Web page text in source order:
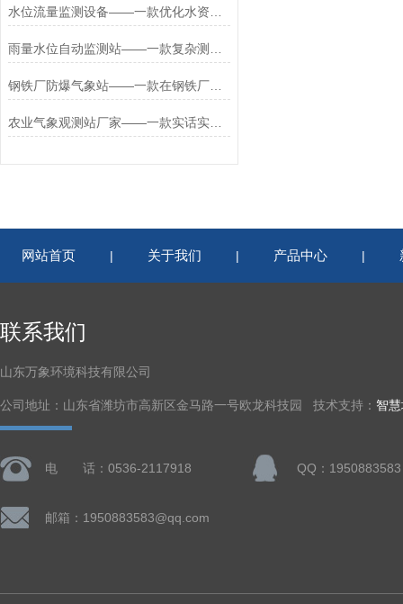
钢铁厂防爆气象站——一款在钢铁厂用的防爆用来监测气象站2023发货很快
网站首页 | 关于我们 | 产品中心 |
联系我们
山东万象环境科技有限公司
公司地址：山东省潍坊市高新区金马路一号欧龙科技园 技术支持： 智
电 话：0536-2117918 QQ：1950883583
邮箱：1950883583@qq.com